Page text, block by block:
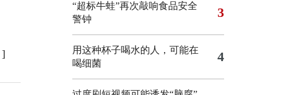
]
“超标牛蛙”再次敲响食品安全
警钟
3
用这种杯子喝水的人，可能在
喝细菌
4